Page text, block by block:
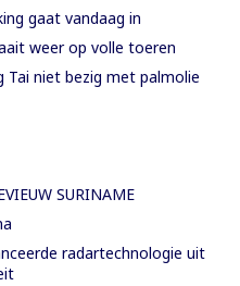
gaat vandaag in
weer op volle toeren
Tai niet bezig met palmolie
SURINAME
radartechnologie uit